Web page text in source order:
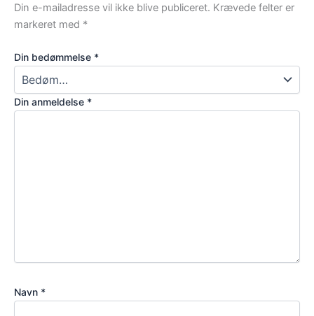
Din e-mailadresse vil ikke blive publiceret. Krævede felter er
markeret med *
Din bedømmelse *
Din anmeldelse *
Navn *